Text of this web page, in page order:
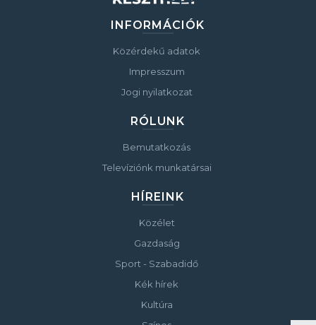
INFORMÁCIÓK
Közérdekű adatok
Impresszum
Jogi nyilatkozat
RÓLUNK
Bemutatkozás
Televíziónk munkatársai
HÍREINK
Közélet
Gazdaság
Sport - Szabadidő
Kék hírek
Kultúra